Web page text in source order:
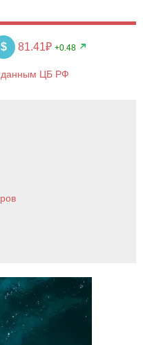
$ 81.41₽ +0.48
данным ЦБ РФ